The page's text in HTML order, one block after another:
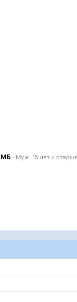
МБ - Муж. 15 лет и старше